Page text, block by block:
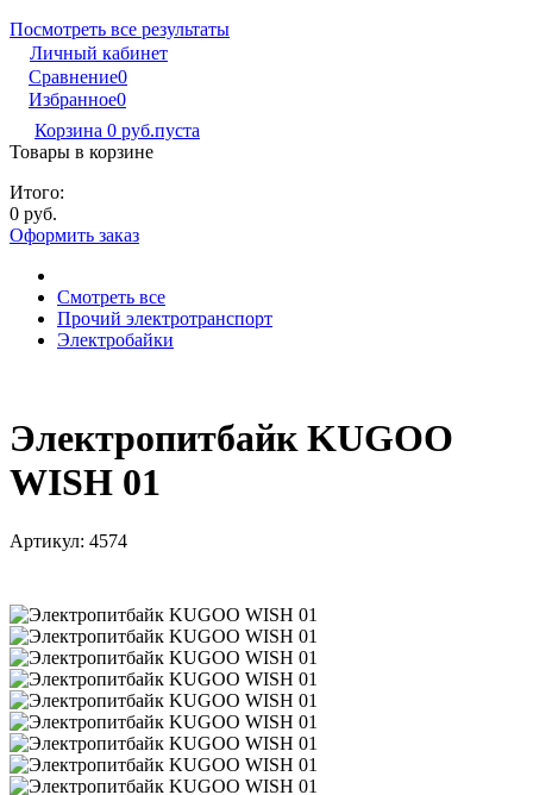
Посмотреть все результаты
Личный кабинет
Сравнение0
Избранное0
Корзина 0 руб.пуста
Товары в корзине
Итого:
0 руб.
Оформить заказ
Смотреть все
Прочий электротранспорт
Электробайки
Электропитбайк KUGOO
WISH 01
Артикул: 4574